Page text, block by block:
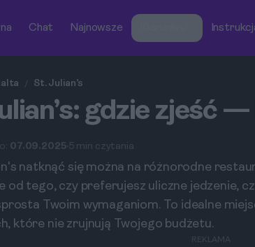
Chat Najnowsze
/ St. Julian’s
gdzie zjeść
07.09.2025 5 min czytania
natknąć się można na różnorodne
od tego, czy preferujesz uliczne jedzenie,
Twoim wymaganiom. To idealne
które nie zrujnują Twojego budżetu.
REKLAMA